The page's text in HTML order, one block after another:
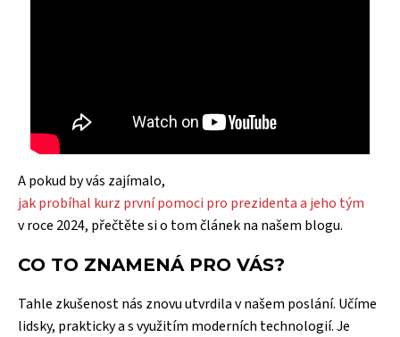
A pokud by vás zajímalo,
jak probíhal kurz první pomoci pro prezidenta a jeho tým
v roce 2024, přečtěte si o tom článek na našem blogu.
CO TO ZNAMENÁ PRO VÁS?
Tahle zkušenost nás znovu utvrdila v našem poslání. Učíme
lidsky, prakticky a s využitím moderních technologií. Je